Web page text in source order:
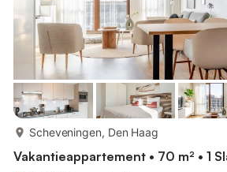
Scheveningen, Den Haag
Vakantieappartement • 70 m² • 1